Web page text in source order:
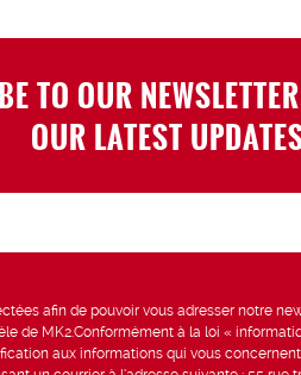
TO OUR
OUR LATEST
afin de pouvoir vous adresser notre
de MK2.Conformément à la loi «
aux informations qui vous